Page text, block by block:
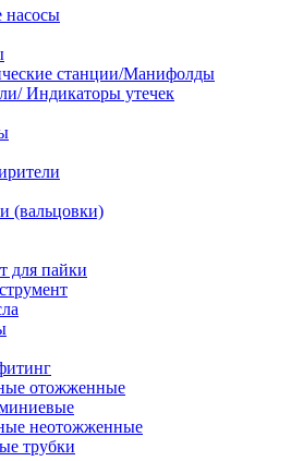
насосы
станции/Манифолды
Индикаторы утечек
(вальцовки)
для пайки
отожженные
неотожженные
трубки